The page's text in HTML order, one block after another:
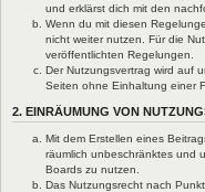
und erklärst dich mit den
Wenn du mit diesen
nicht weiter nutzen. Für die
veröffentlichten Regelungen.
Der Nutzungsvertrag wird auf
Seiten ohne Einhaltung einer
2. EINRÄUMUNG VON
Mit dem Erstellen eines
räumlich unbeschränktes und
Boards zu nutzen.
Das Nutzungsrecht nach